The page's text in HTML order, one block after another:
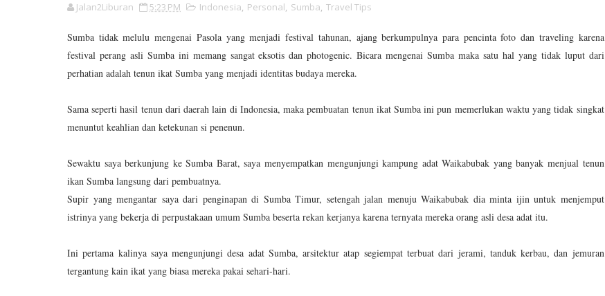
Jalan2Liburan 5:23 PM Indonesia, Personal, Sumba, Travel Tips
Sumba tidak melulu mengenai Pasola yang menjadi festival tahunan, ajang berkumpulnya para pencinta foto dan traveling karena
festival perang asli Sumba ini memang sangat eksotis dan photogenic. Bicara mengenai Sumba maka satu hal yang tidak luput dari
perhatian adalah tenun ikat Sumba yang menjadi identitas budaya mereka.
Sama seperti hasil tenun dari daerah lain di Indonesia, maka pembuatan tenun ikat Sumba ini pun memerlukan waktu yang tidak singkat
menuntut keahlian dan ketekunan si penenun.
Sewaktu saya berkunjung ke Sumba Barat, saya menyempatkan mengunjungi kampung adat Waikabubak yang banyak menjual tenun
ikan Sumba langsung dari pembuatnya.
Supir yang mengantar saya dari penginapan di Sumba Timur, setengah jalan menuju Waikabubak dia minta ijin untuk menjemput
istrinya yang bekerja di perpustakaan umum Sumba beserta rekan kerjanya karena ternyata mereka orang asli desa adat itu.
Ini pertama kalinya saya mengunjungi desa adat Sumba, arsitektur atap segiempat terbuat dari jerami, tanduk kerbau, dan jemuran
tergantung kain ikat yang biasa mereka pakai sehari-hari.